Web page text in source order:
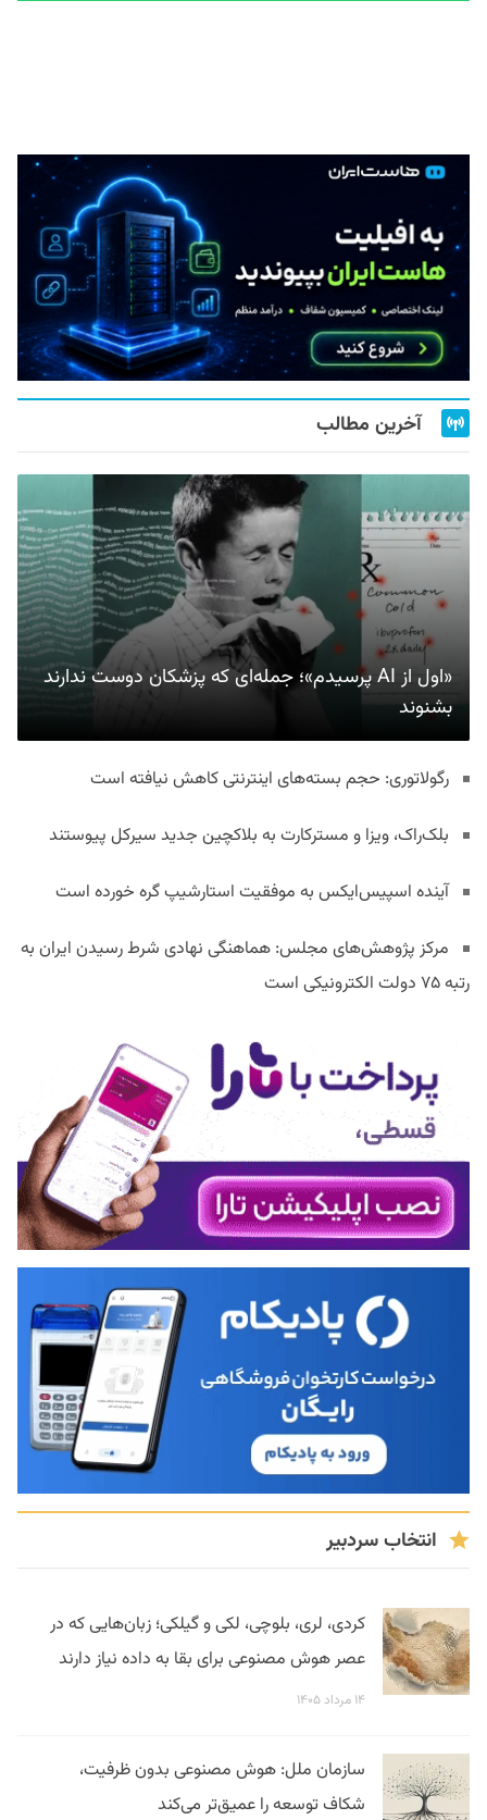
آخرین مطالب
«اول از AI پرسیدم»؛ جمله‌ای که پزشکان دوست ندارند
بشنوند
رگولاتوری: حجم بسته‌های اینترنتی کاهش نیافته است
بلک‌راک، ویزا و مسترکارت به بلاکچین جدید سیرکل پیوستند
آینده اسپیس‌ایکس به موفقیت استارشیپ گره خورده است
مرکز پژوهش‌های مجلس: هماهنگی نهادی شرط رسیدن ایران به
رتبه ۷۵ دولت الکترونیکی است
انتخاب سردبیر
کردی، لری، بلوچی، لکی و گیلکی؛ زبان‌هایی که در
عصر هوش مصنوعی برای بقا به داده نیاز دارند
۱۴ مرداد ۱۴۰۵
سازمان ملل: هوش مصنوعی بدون ظرفیت،
شکاف توسعه را عمیق‌تر می‌کند